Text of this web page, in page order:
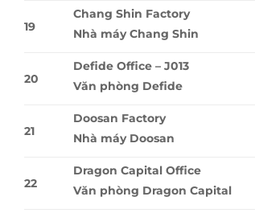
19
Chang Shin Factory
Nhà máy Chang Shin
20
Defide Office – J013
Văn phòng Defide
21
Doosan Factory
Nhà máy Doosan
22
Dragon Capital Office
Văn phòng Dragon Capital